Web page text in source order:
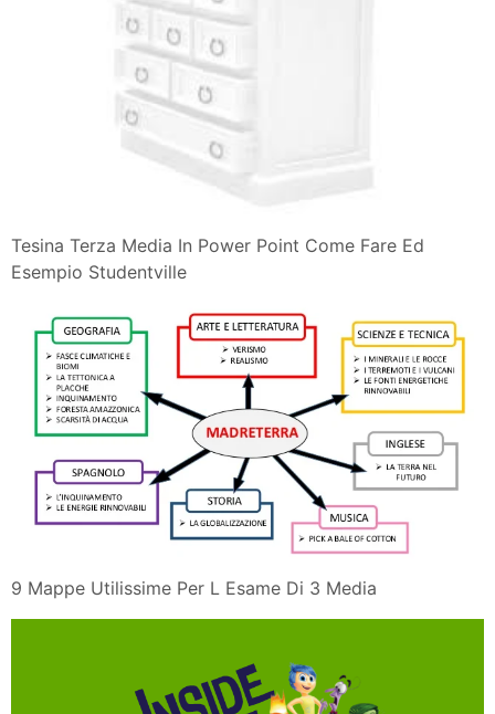
Tesina Terza Media In Power Point Come Fare Ed
Esempio Studentville
9 Mappe Utilissime Per L Esame Di 3 Media